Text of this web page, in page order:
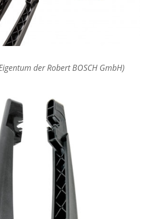
der Robert BOSCH GmbH)